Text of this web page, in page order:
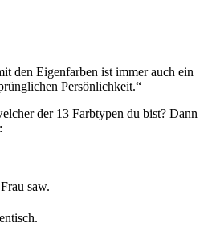
den Eigenfarben ist immer auch ein
Persönlichkeit.“
der 13 Farbtypen du bist? Dann
saw.